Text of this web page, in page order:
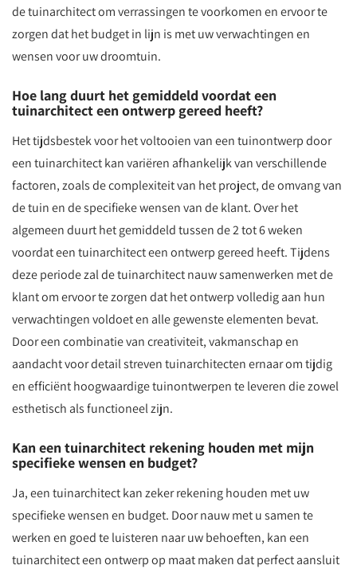
de tuinarchitect om verrassingen te voorkomen en ervoor te
zorgen dat het budget in lijn is met uw verwachtingen en
wensen voor uw droomtuin.
Hoe lang duurt het gemiddeld voordat een
tuinarchitect een ontwerp gereed heeft?
Het tijdsbestek voor het voltooien van een tuinontwerp door
een tuinarchitect kan variëren afhankelijk van verschillende
factoren, zoals de complexiteit van het project, de omvang van
de tuin en de specifieke wensen van de klant. Over het
algemeen duurt het gemiddeld tussen de 2 tot 6 weken
voordat een tuinarchitect een ontwerp gereed heeft. Tijdens
deze periode zal de tuinarchitect nauw samenwerken met de
klant om ervoor te zorgen dat het ontwerp volledig aan hun
verwachtingen voldoet en alle gewenste elementen bevat.
Door een combinatie van creativiteit, vakmanschap en
aandacht voor detail streven tuinarchitecten ernaar om tijdig
en efficiënt hoogwaardige tuinontwerpen te leveren die zowel
esthetisch als functioneel zijn.
Kan een tuinarchitect rekening houden met mijn
specifieke wensen en budget?
Ja, een tuinarchitect kan zeker rekening houden met uw
specifieke wensen en budget. Door nauw met u samen te
werken en goed te luisteren naar uw behoeften, kan een
tuinarchitect een ontwerp op maat maken dat perfect aansluit